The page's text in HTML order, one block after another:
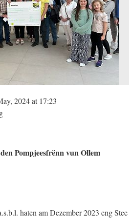
2024 at 17:23
Pompjeesfrënn vun Ollem
haten am Dezember 2023 eng Stee